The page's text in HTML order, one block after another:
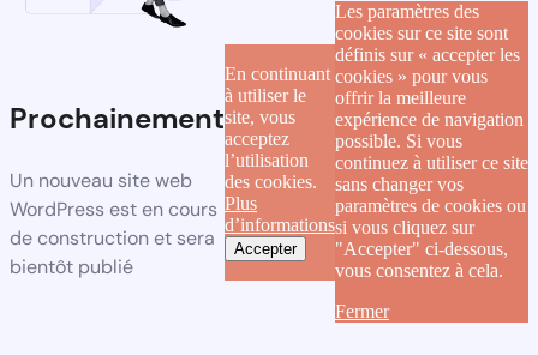
Prochainement
Un nouveau site web
WordPress est en cours
de construction et sera
bientôt publié
En continuant
à utiliser le
site, vous
acceptez
l’utilisation
des cookies.
Plus
d’informations
Accepter
Les paramètres des
cookies sur ce site sont
définis sur « accepter les
cookies » pour vous
offrir la meilleure
expérience de navigation
possible. Si vous
continuez à utiliser ce site
sans changer vos
paramètres de cookies ou
si vous cliquez sur
"Accepter" ci-dessous,
vous consentez à cela.
Fermer